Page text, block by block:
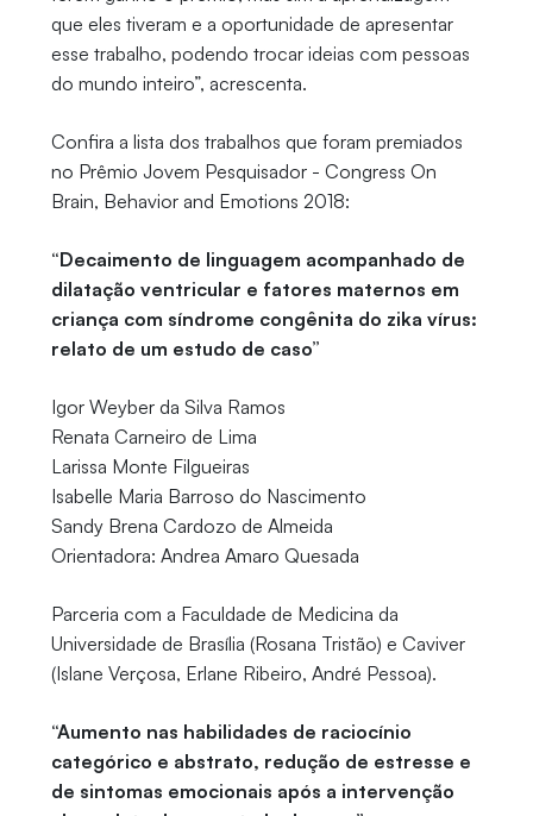
que eles tiveram e a oportunidade de apresentar
esse trabalho, podendo trocar ideias com pessoas
do mundo inteiro”, acrescenta.
Confira a lista dos trabalhos que foram premiados
no Prêmio Jovem Pesquisador - Congress On
Brain, Behavior and Emotions 2018:
“Decaimento de linguagem acompanhado de
dilatação ventricular e fatores maternos em
criança com síndrome congênita do zika vírus:
relato de um estudo de caso”
Igor Weyber da Silva Ramos
Renata Carneiro de Lima
Larissa Monte Filgueiras
Isabelle Maria Barroso do Nascimento
Sandy Brena Cardozo de Almeida
Orientadora: Andrea Amaro Quesada
Parceria com a Faculdade de Medicina da
Universidade de Brasília (Rosana Tristão) e Caviver
(Islane Verçosa, Erlane Ribeiro, André Pessoa).
“Aumento nas habilidades de raciocínio
categórico e abstrato, redução de estresse e
de sintomas emocionais após a intervenção